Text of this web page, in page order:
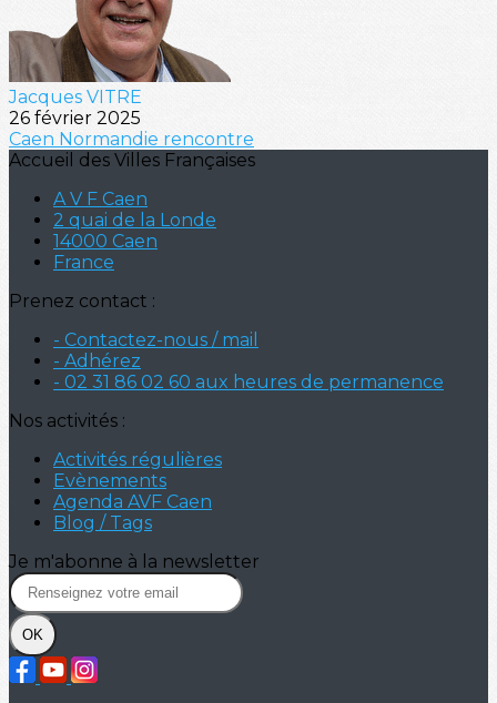
Jacques VITRE
26 février 2025
Caen Normandie rencontre
Accueil des Villes Françaises
A V F Caen
2 quai de la Londe
14000 Caen
France
Prenez contact :
- Contactez-nous / mail
- Adhérez
- 02 31 86 02 60 aux heures de permanence
Nos activités :
Activités régulières
Evènements
Agenda AVF Caen
Blog / Tags
Je m'abonne à la newsletter
OK